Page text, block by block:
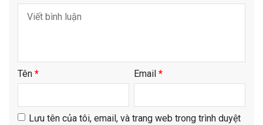
Tên * Email *
Lưu tên của tôi, email, và trang web trong trình duyệt